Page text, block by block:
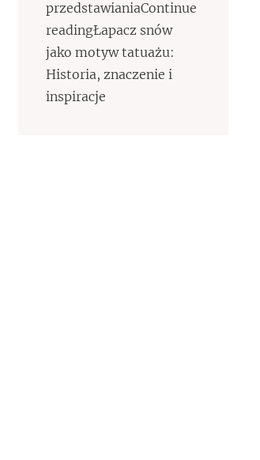
przedstawianiaContinue
readingŁapacz snów
jako motyw tatuażu:
Historia, znaczenie i
inspiracje